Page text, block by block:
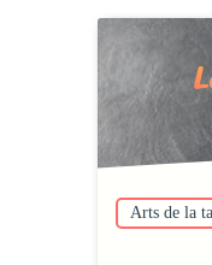
Arts de la